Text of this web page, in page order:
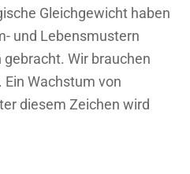
Gleichgewicht haben
und Lebensmustern
Wir brauchen
Wachstum von
diesem Zeichen wird